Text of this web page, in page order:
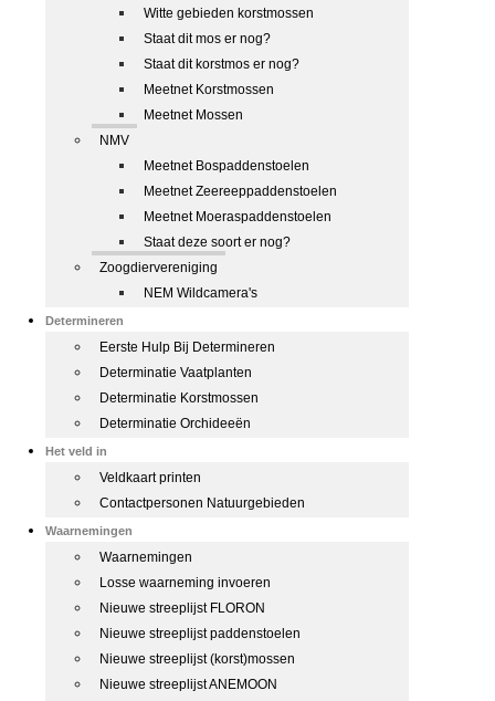
Witte gebieden korstmossen
Staat dit mos er nog?
Staat dit korstmos er nog?
Meetnet Korstmossen
Meetnet Mossen
NMV
Meetnet Bospaddenstoelen
Meetnet Zeereeppaddenstoelen
Meetnet Moeraspaddenstoelen
Staat deze soort er nog?
Zoogdiervereniging
NEM Wildcamera's
Determineren
Eerste Hulp Bij Determineren
Determinatie Vaatplanten
Determinatie Korstmossen
Determinatie Orchideeën
Het veld in
Veldkaart printen
Contactpersonen Natuurgebieden
Waarnemingen
Waarnemingen
Losse waarneming invoeren
Nieuwe streeplijst FLORON
Nieuwe streeplijst paddenstoelen
Nieuwe streeplijst (korst)mossen
Nieuwe streeplijst ANEMOON